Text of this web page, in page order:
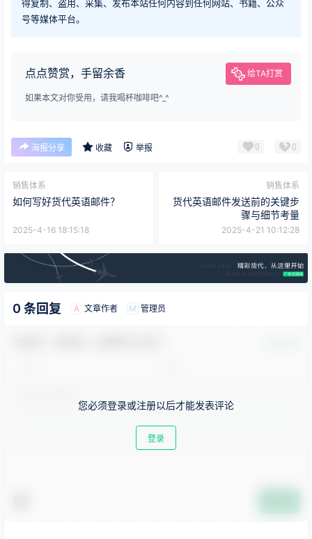
得复制、盗用、采集、发布本站任何内容到任何网站、书籍、公众
号等媒体平台。
点点赞赏，手留余香 给TA打赏
如果本文对你受用，请我喝杯咖啡吧^_^
海报分享 收藏 举报 0 0
销售体系
如何写好货代英语邮件？
2025-4-16 18:15:18
销售体系
货代英语邮件发送前的关键步
骤与细节考量
2025-4-21 10:12:28
0 条回复 A 文章作者 M 管理员
您必须登录或注册以后才能发表评论
登录